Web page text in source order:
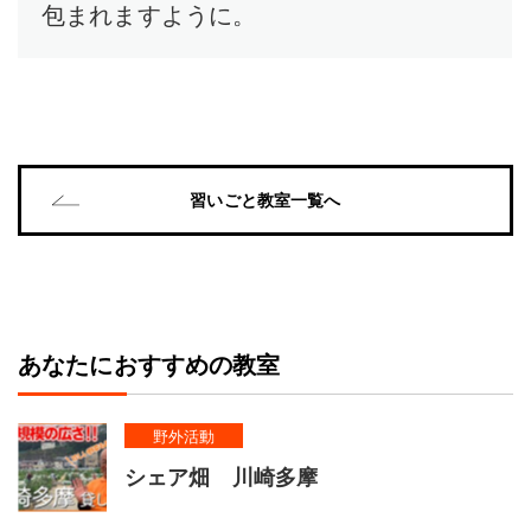
包まれますように。
習いごと教室一覧へ
あなたにおすすめの教室
野外活動
シェア畑 川崎多摩